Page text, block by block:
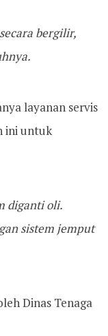
bergilir,
layanan servis
ini untuk
diganti oli.
sistem jemput
Dinas Tenaga